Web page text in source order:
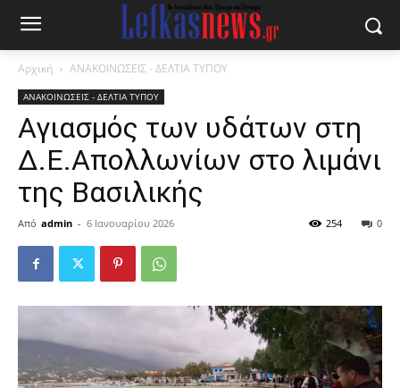
Αρχική ΑΝΑΚΟΙΝΩΣΕΙΣ - ΔΕΛΤΙΑ ΤΥΠΟΥ
ΑΝΑΚΟΙΝΩΣΕΙΣ - ΔΕΛΤΙΑ ΤΥΠΟΥ
Αγιασμός των υδάτων στη
Δ.Ε.Απολλωνίων στο λιμάνι
της Βασιλικής
Από admin - 6 Ιανουαρίου 2026 0
254